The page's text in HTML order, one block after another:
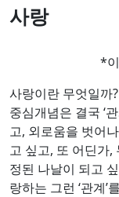
사랑
*
사랑이란 무엇일까
중심개념은 결국 ‘
고, 외로움을 벗어
고 싶고, 또 어딘가
정된 나날이 되고
랑하는 그런 ‘관계’